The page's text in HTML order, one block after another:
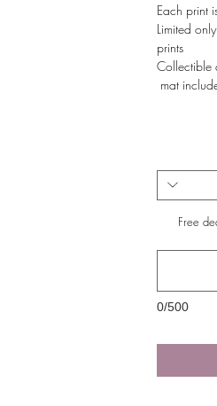
* Limited
prints
Free
0/500